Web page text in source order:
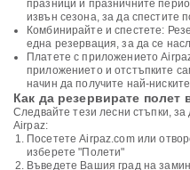
празници и празничните
извън сезона, за да спестите
Комбинирайте и спестете:
една резервация, за да се
Платете с приложението
приложението и отстъпките
начин да получите най-
Как да резервирате полет
Следвайте тези лесни стъпки,
Airpaz:
Посетете Airpaz.com или
изберете "Полети"
Въведете Вашия град на